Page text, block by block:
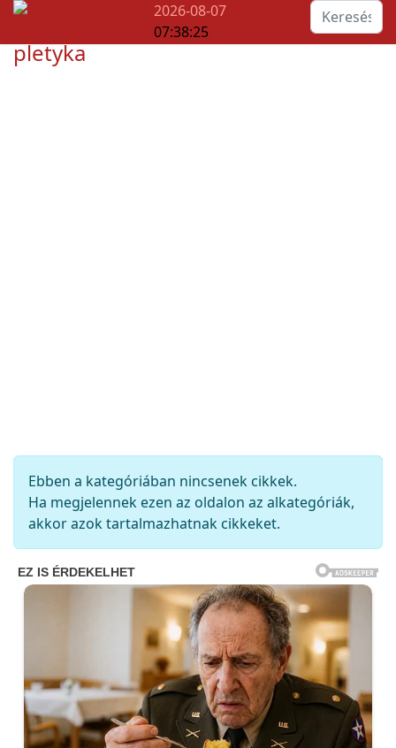
2026-08-07
07:38:25
Keresés...
Információ
Ebben a kategóriában nincsenek cikkek.
Ha megjelennek ezen az oldalon az alkategóriák,
akkor azok tartalmazhatnak cikkeket.